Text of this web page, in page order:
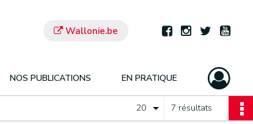
Wallonie.be
NOS PUBLICATIONS EN PRATIQUE
7 résultats
20